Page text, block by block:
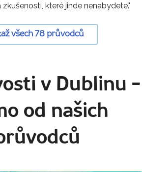
které jinde nenabydete."
všech 78 průvodců
v Dublinu -
od našich